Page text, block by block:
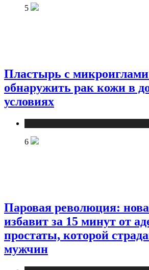
5
Пластырь с микроиглами
обнаружить рак кожи в
условиях
6
Паровая революция:
избавит за 15 минут от
простаты, которой
мужчин